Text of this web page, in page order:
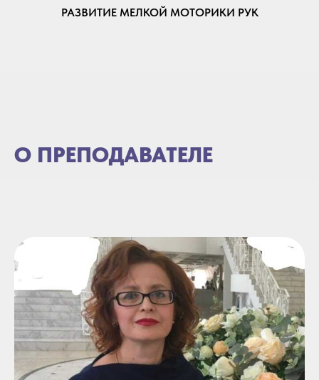
РАЗВИТИЕ МЕЛКОЙ МОТОРИКИ РУК
О ПРЕПОДАВАТЕЛЕ